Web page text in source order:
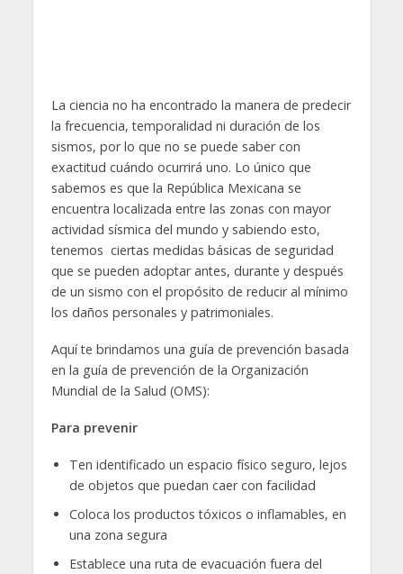
La ciencia no ha encontrado la manera de predecir
la frecuencia, temporalidad ni duración de los
sismos, por lo que no se puede saber con
exactitud cuándo ocurrirá uno. Lo único que
sabemos es que la República Mexicana se
encuentra localizada entre las zonas con mayor
actividad sísmica del mundo y sabiendo esto,
tenemos ciertas medidas básicas de seguridad
que se pueden adoptar antes, durante y después
de un sismo con el propósito de reducir al mínimo
los daños personales y patrimoniales.
Aquí te brindamos una guía de prevención basada
en la guía de prevención de la Organización
Mundial de la Salud (OMS):
Para prevenir
Ten identificado un espacio físico seguro, lejos
de objetos que puedan caer con facilidad
Coloca los productos tóxicos o inflamables, en
una zona segura
Establece una ruta de evacuación fuera del